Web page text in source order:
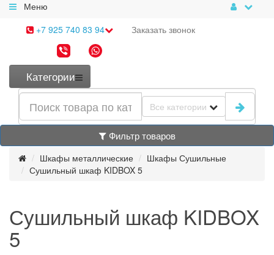
Меню
+7 925 740 83 94
Заказать звонок
Категории
Все категории
Фильтр товаров
Шкафы металлические
Шкафы Сушильные
Сушильный шкаф KIDBOX 5
Сушильный шкаф KIDBOX
5